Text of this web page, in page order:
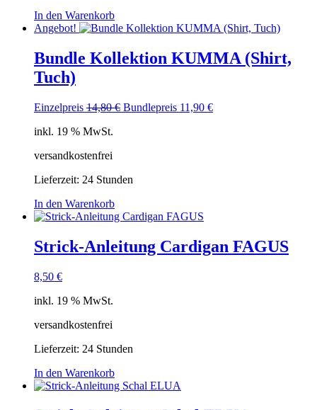
In den Warenkorb
Angebot!
Bundle Kollektion KUMMA (Shirt,
Tuch)
Einzelpreis 14,80€ Ursprünglicher
Bundlepreis 11,90 €Aktueller
inkl. 19 % MwSt.
versandkostenfrei
Lieferzeit: 24 Stunden
In den Warenkorb
Strick-Anleitung Cardigan FAGUS
8,50 €
inkl. 19 % MwSt.
versandkostenfrei
Lieferzeit: 24 Stunden
In den Warenkorb